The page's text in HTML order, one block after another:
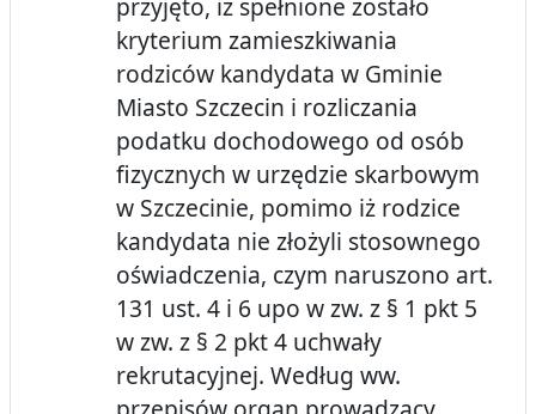
przyjęto, iż spełnione zostało
kryterium zamieszkiwania
rodziców kandydata w Gminie
Miasto Szczecin i rozliczania
podatku dochodowego od osób
fizycznych w urzędzie skarbowym
w Szczecinie, pomimo iż rodzice
kandydata nie złożyli stosownego
oświadczenia, czym naruszono art.
131 ust. 4 i 6 upo w zw. z § 1 pkt 5
w zw. z § 2 pkt 4 uchwały
rekrutacyjnej. Według ww.